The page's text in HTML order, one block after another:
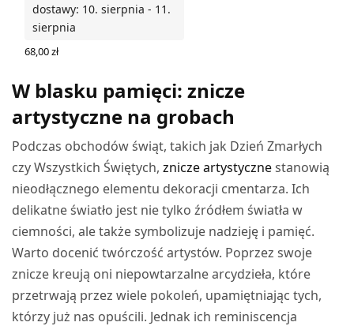
dostawy: 10. sierpnia - 11.
sierpnia
68,00zł
W blasku pamięci: znicze
artystyczne na grobach
Podczas obchodów świąt, takich jak Dzień Zmarłych
czy Wszystkich Świętych,znicze artystycznestanowią
nieodłącznego elementu dekoracji cmentarza. Ich
delikatne światło jest nie tylko źródłem światła w
ciemności, ale także symbolizuje nadzieję i pamięć.
Warto docenić twórczość artystów. Poprzez swoje
znicze kreują oni niepowtarzalne arcydzieła, które
przetrwają przez wiele pokoleń, upamiętniając tych,
którzy już nas opuścili. Jednak ich reminiscencja